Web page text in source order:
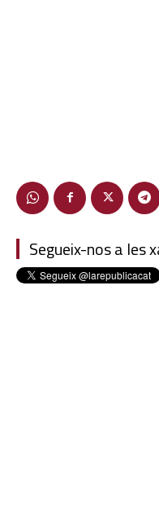
Segueix-nos a les